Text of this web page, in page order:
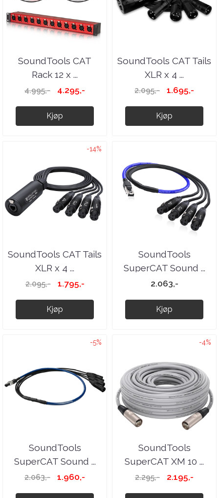
SoundTools CAT
Rack 12 x ...
4.995,- 4.295,-
Kjøp
SoundTools CAT Tails
XLR x 4 ...
2.095,- 1.695,-
Kjøp
-14%
SoundTools CAT Tails
XLR x 4 ...
2.095,- 1.795,-
Kjøp
SoundTools
SuperCAT Sound ...
2.063,-
Kjøp
-5%
SoundTools
SuperCAT Sound ...
2.063,- 1.960,-
-4%
SoundTools
SuperCAT XM 10 ...
2.295,- 2.195,-